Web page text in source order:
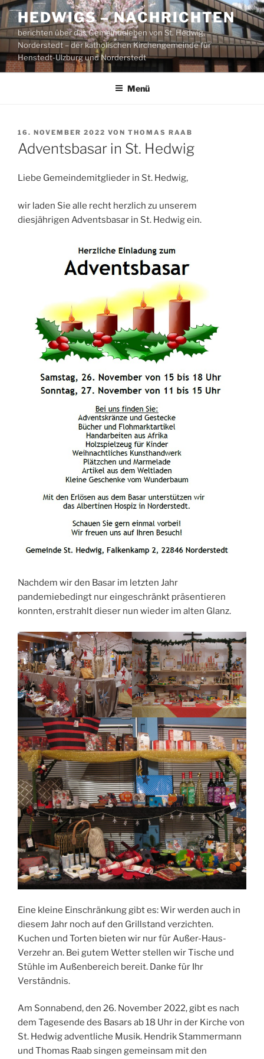
Zum
Inhalt
springen
HEDWIGS – NACHRICHTEN
berichten über das Gemeindeleben von St. Hedwig,
Norderstedt – der katholischen Kirchengemeinde für
Henstedt-Ulzburg und Norderstedt
Menü
VERÖFFENTLICHT
AM
16. NOVEMBER 2022 VON THOMAS RAAB
Adventsbasar in St. Hedwig
Liebe Gemeindemitglieder in St. Hedwig,
wir laden Sie alle recht herzlich zu unserem
diesjährigen Adventsbasar in St. Hedwig ein.
Nachdem wir den Basar im letzten Jahr
pandemiebedingt nur eingeschränkt präsentieren
konnten, erstrahlt dieser nun wieder im alten Glanz.
Eine kleine Einschränkung gibt es: Wir werden auch in
diesem Jahr noch auf den Grillstand verzichten.
Kuchen und Torten bieten wir nur für Außer-Haus-
Verzehr an. Bei gutem Wetter stellen wir Tische und
Stühle im Außenbereich bereit. Danke für Ihr
Verständnis.
Am Sonnabend, den 26. November 2022, gibt es nach
dem Tagesende des Basars ab 18 Uhr in der Kirche von
St. Hedwig adventliche Musik. Hendrik Stammermann
und Thomas Raab singen gemeinsam mit den